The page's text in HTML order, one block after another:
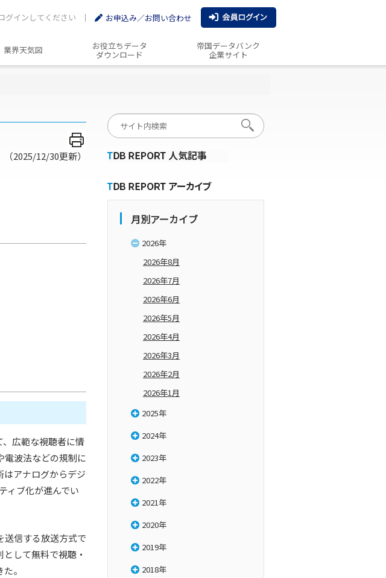
グインしてください お申込み／お問い合わせ
業界天気図 お役立ちデータ
ダウンロード
帝国データバンク
企業サイト
（2025/12/30更新）
広範な視聴者に情
電波法などの規制に
アナログからデジ
ィブ化が進んでい
送信する放送方式で
して無料で視聴・
。
月別アーカイブ
2026年
2026年8月
2026年7月
2026年6月
2026年5月
2026年4月
2026年3月
2026年2月
2026年1月
2025年
2024年
2023年
2022年
2021年
2020年
2019年
2018年